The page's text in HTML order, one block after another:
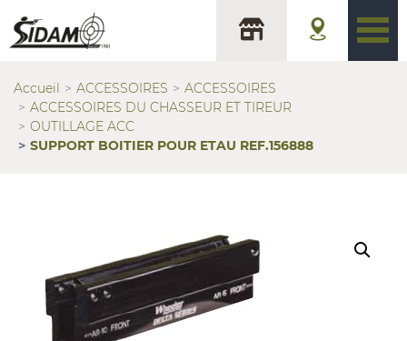
Accueil ACCESSOIRES
ACCESSOIRES
ACCESSOIRES DU CHASSEUR ET TIREUR
OUTILLAGE ACC
SUPPORT BOITIER POUR ETAU REF.156888